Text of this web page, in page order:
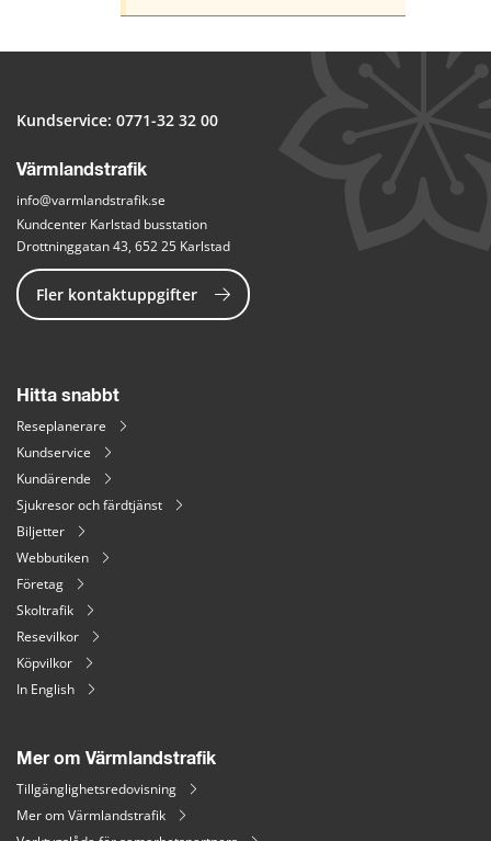
Kundservice: 0771-32 32 00
Värmlandstrafik
info@varmlandstrafik.se
Kundcenter Karlstad busstation
Drottninggatan 43, 652 25 Karlstad
Fler kontaktuppgifter
Hitta snabbt
Reseplanerare
Kundservice
Kundärende
Sjukresor och färdtjänst
Biljetter
Webbutiken
Företag
Skoltrafik
Resevilkor
Köpvilkor
In English
Mer om Värmlandstrafik
Tillgänglighetsredovisning
Mer om Värmlandstrafik